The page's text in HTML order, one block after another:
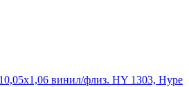
винил/флиз. HY 1303, Hype